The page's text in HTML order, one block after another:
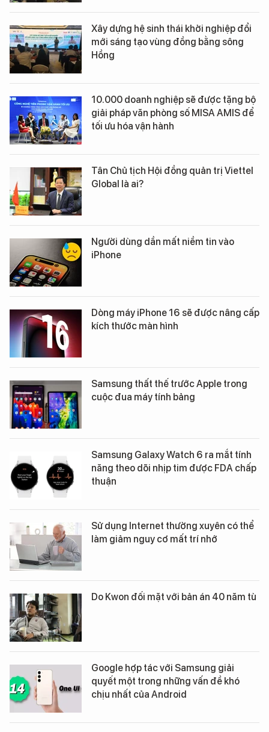
Xây dựng hệ sinh thái khởi nghiệp đổi
mới sáng tạo vùng đồng bằng sông
Hồng
10.000 doanh nghiệp sẽ được tặng bộ
giải pháp văn phòng số MISA AMIS để
tối ưu hóa vận hành
Tân Chủ tịch Hội đồng quản trị Viettel
Global là ai?
Người dùng dần mất niềm tin vào
iPhone
Dòng máy iPhone 16 sẽ được nâng cấp
kích thước màn hình
Samsung thất thế trước Apple trong
cuộc đua máy tính bảng
Samsung Galaxy Watch 6 ra mắt tính
năng theo dõi nhịp tim được FDA chấp
thuận
Sử dụng Internet thường xuyên có thể
làm giảm nguy cơ mất trí nhớ
Do Kwon đối mặt với bản án 40 năm tù
Google hợp tác với Samsung giải
quyết một trong những vấn đề khó
chịu nhất của Android